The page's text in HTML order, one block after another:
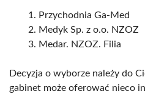
Przychodnia Ga-Med
Medyk Sp. z o.o. NZOZ
Medar. NZOZ. Filia
Decyzja o wyborze należy do
gabinet może oferować nieco